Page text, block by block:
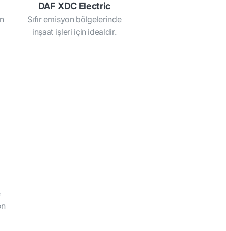
DAF XDC Electric
Sıfır emisyon bölgelerinde
inşaat işleri için idealdir.